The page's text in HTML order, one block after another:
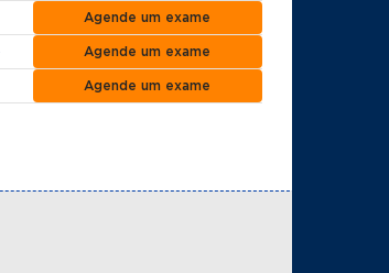
Agende um exame
Agende um exame
Agende um exame